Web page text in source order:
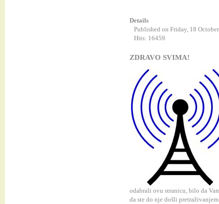
Details
Published on Friday, 18
Hits: 16459
ZDRAVO SVIMA!
odabrali ovu stranicu, bilo da
da ste do nje došli